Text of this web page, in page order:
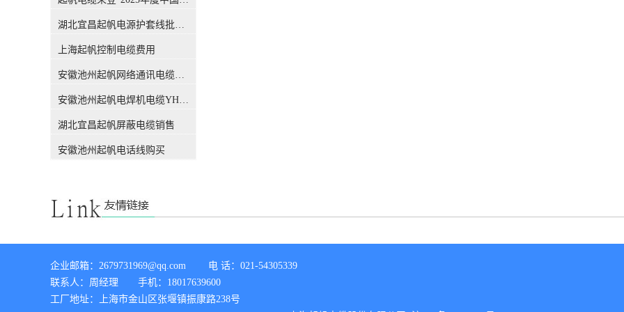
这个概念，我们能知道，这个
线电缆#的规格，仅仅是规格
和文件上的表示。 电缆导体的
【实际】截面积实际截面积：
它指的是导体的实际截面积，
也就是大家用千分尺测量出的
者来讲，某标称截面的导体截
要求，即直流电阻是否满足标
准要求。当今随着导体材料生
已经得到普遍应用，铜导体材
料电阻率足以保证用小于标称
直径铜丝能满足对应规格直流
电阻的要求。 综上所述：目前
吗？前不久，权威机构CQC出
具的一份报告，引发了行业的
扰很多人的问题，有了这份报
这个给客户解释了。CQC是什
（CQC）是经*机构编制批
准，由国家质量监督检验检疫
总局设立，委托国家认监委管
理的**认证机构。CQC是中国
经验，各项业务均成果卓著，
认证客户数量居全国认证机构
过简单的介绍，我们相信CQC
的。下面进入主题，看看这份
报告都解释了哪些内容。 电缆
导体的【标称】截面积标称截
湖北宜昌起帆电源护套线批发价格
上海起帆控制电缆费用
安徽池州起帆网络通讯电缆销售
安徽池州起帆电焊机电缆YH生产厂家
湖北宜昌起帆屏蔽电缆销售
安徽池州起帆电话线购买
企业邮箱：2679731969@qq.com        电 话：021-54305339
联系人：周经理       手机：18017639600
工厂地址：上海市金山区张堰镇振康路238号